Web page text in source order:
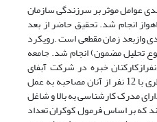
عوامل موثر بر سرزندگی سازمان
انجام شد. تحقیق حاضر از بعد
وازبعد زمان مقطعی است .رویکرد
تحلیل مضمون) انجام شد. جامعه
آماری در بخش کیفی، شامل 15 نفرازکارکنان خبره در شرکت آبفای
اهواز که بر اساس روش اشباع نظری با 12 نفر از آنان مصاحبه به عمل
مدرک کارشناسی به بالا و شاغل
که بر اساس فرمول کوکران تعداد